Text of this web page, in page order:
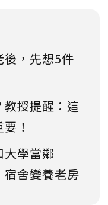
後，先想5件
授提醒：這
！
學當鄰
舍變養老房